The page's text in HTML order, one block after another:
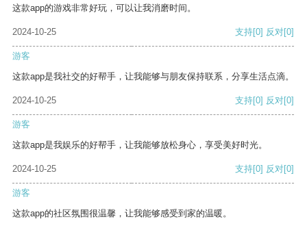
这款app的游戏非常好玩，可以让我消磨时间。
2024-10-25 支持[0] 反对[0]
游客
这款app是我社交的好帮手，让我能够与朋友保持联系，分享生活点滴。
2024-10-25 支持[0] 反对[0]
游客
这款app是我娱乐的好帮手，让我能够放松身心，享受美好时光。
2024-10-25 支持[0] 反对[0]
游客
这款app的社区氛围很温馨，让我能够感受到家的温暖。